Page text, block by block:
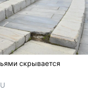
скрывается